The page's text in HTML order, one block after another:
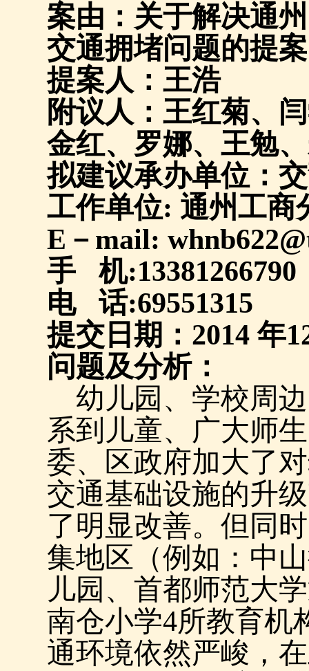
案由：关于解决通
交通拥堵问题的提案
提案人：王浩
附议人：王红菊、
金红、罗娜、王勉
拟建议承办单位：
工作单位: 通州工商
E － mail:
手
机:13381266790
电
话:69551315
提交日期： 2014年
问题及分析：
幼儿园、学校周
系到儿童、广大师
委、区政府加大了
交通基础设施的升
了明显改善。但同
集地区（例如：中
儿园、首都师范大
南仓小学4所教育机
通环境依然严峻，